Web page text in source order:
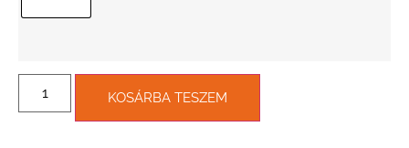
KOSÁRBA TESZEM